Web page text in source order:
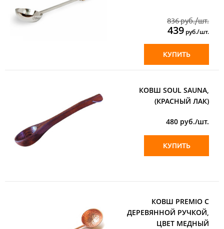
836 руб./шт.
439 руб./шт.
КУПИТЬ
КОВШ SOUL SAUNA,
(КРАСНЫЙ ЛАК)
480 руб./шт.
КУПИТЬ
КОВШ PREMIO С
ДЕРЕВЯННОЙ РУЧКОЙ,
ЦВЕТ МЕДНЫЙ